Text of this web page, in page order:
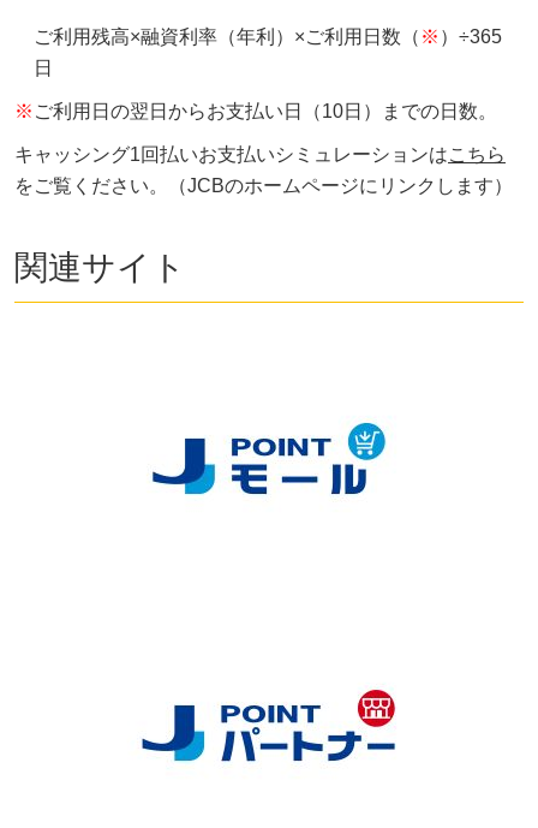
ご利用残高×融資利率（年利）×ご利用日数（ ※ ）÷365
日
※ ご利用日の翌日からお支払い日（10日）までの日数。
キャッシング1回払いお支払いシミュレーションはこちら
をご覧ください。（JCBのホームページにリンクします）
関連サイト